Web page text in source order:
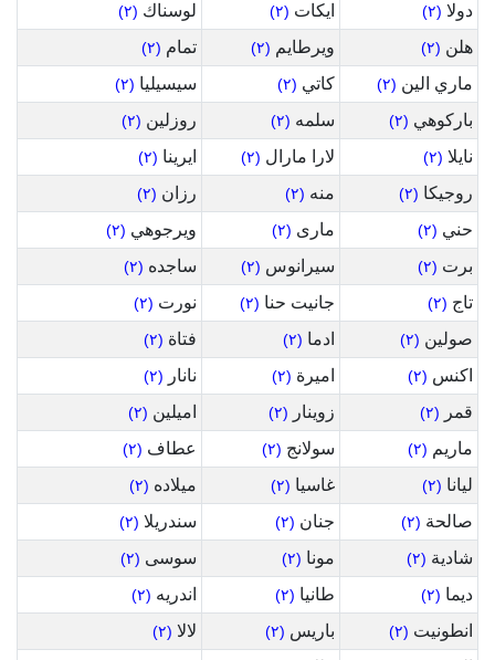
دولا (٢) ايكات (٢) لوسناك (٢)
هلن (٢) ويرطايم (٢) تمام (٢)
ماري الين (٢) كاتي (٢) سيسيليا (٢)
باركوهي (٢) سلمه (٢) روزلين (٢)
نايلا (٢) لارا مارال (٢) ايرينا (٢)
روجيكا (٢) منه (٢) رزان (٢)
حني (٢) مارى (٢) ويرجوهي (٢)
برت (٢) سيرانوس (٢) ساجده (٢)
تاج (٢) جانيت حنا (٢) نورت (٢)
صولين (٢) ادما (٢) فتاة (٢)
اكنس (٢) اميرة (٢) نانار (٢)
قمر (٢) زوينار (٢) اميلين (٢)
ماريم (٢) سولانج (٢) عطاف (٢)
ليانا (٢) غاسيا (٢) ميلاده (٢)
صالحة (٢) جنان (٢) سندريلا (٢)
شادية (٢) مونا (٢) سوسى (٢)
ديما (٢) طانيا (٢) اندريه (٢)
انطونيت (٢) باريس (٢) لالا (٢)